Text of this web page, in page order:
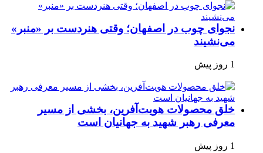
نجوای چوب در اصفهان؛ وقتی هنردست بر «منبر»
می‌نشیند
1 روز پیش
خلق محصولات هویت‌آفرین، بخشی از مسیر
معرفی رهبر شهید به جهانیان است
1 روز پیش